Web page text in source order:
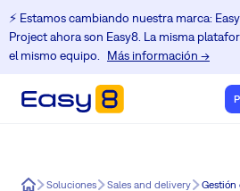
⚡️ Estamos cambiando nuestra marca:
Project ahora son Easy8. La misma
el mismo equipo.
Más información →
Easy8Soluciones Sales and delivery Gestión